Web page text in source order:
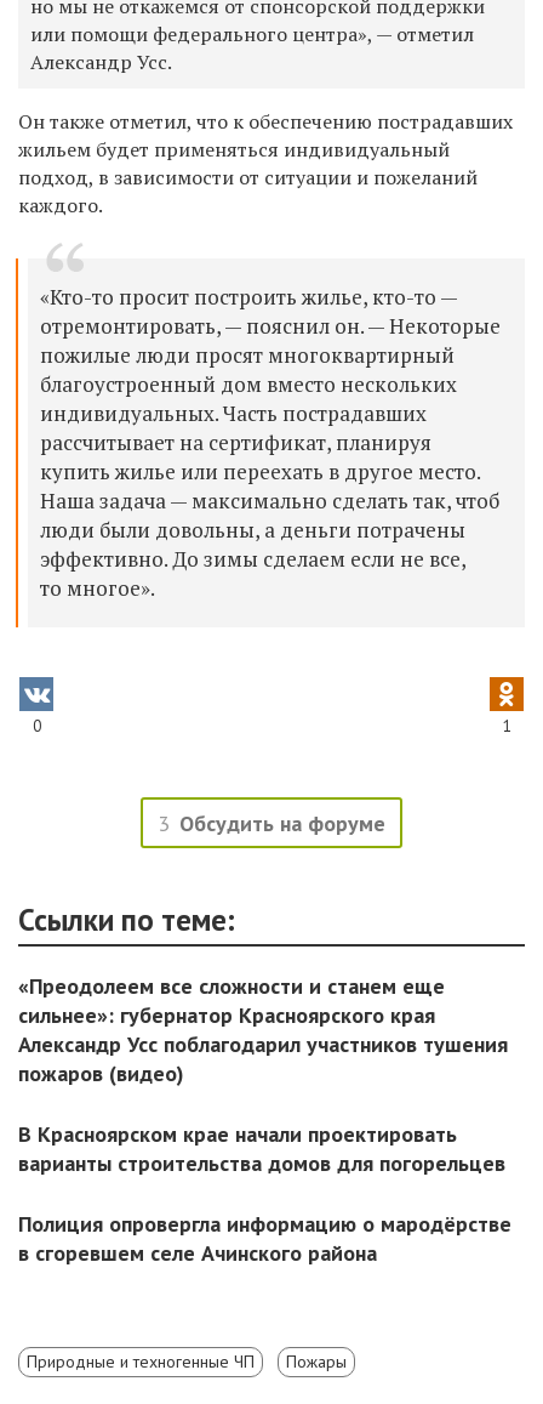
но мы не откажемся от спонсорской поддержки
или помощи федерального центра», — отметил
Александр Усс.
Он также отметил, что к обеспечению пострадавших
жильем будет применяться индивидуальный
подход, в зависимости от ситуации и пожеланий
каждого.
«Кто-то просит построить жилье, кто-то —
отремонтировать, — пояснил он. — Некоторые
пожилые люди просят многоквартирный
благоустроенный дом вместо нескольких
индивидуальных. Часть пострадавших
рассчитывает на сертификат, планируя
купить жилье или переехать в другое место.
Наша задача — максимально сделать так, чтоб
люди были довольны, а деньги потрачены
эффективно. До зимы сделаем если не все,
то многое».
0 1
3 Обсудить на форуме
Ссылки по теме:
«Преодолеем все сложности и станем еще
сильнее»: губернатор Красноярского края
Александр Усс поблагодарил участников тушения
пожаров (видео)
В Красноярском крае начали проектировать
варианты строительства домов для погорельцев
Полиция опровергла информацию о мародёрстве
в сгоревшем селе Ачинского района
Природные и техногенные ЧП Пожары